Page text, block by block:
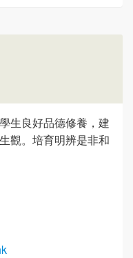
生良好品德修養，建
觀。培育明辨是非和